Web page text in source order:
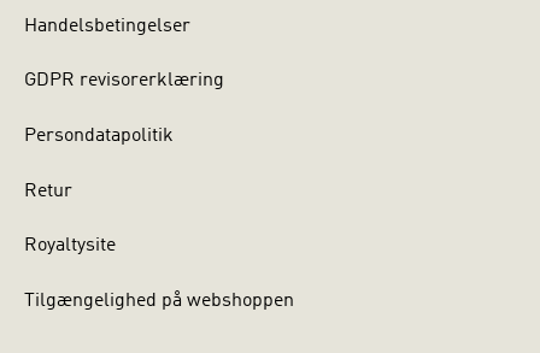
Handelsbetingelser
GDPR revisorerklæring
Persondatapolitik
Retur
Royaltysite
Tilgængelighed på webshoppen